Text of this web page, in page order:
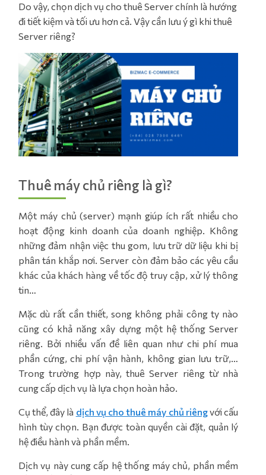
Do vậy, chọn dịch vụ cho thuê Server chính là hướng
đi tiết kiệm và tối ưu hơn cả. Vậy cần lưu ý gì khi thuê
Server riêng?
Thuê máy chủ riêng là gì?
Một máy chủ (server) mạnh giúp ích rất nhiều cho
hoạt động kinh doanh của doanh nghiệp. Không
những đảm nhận việc thu gom, lưu trữ dữ liệu khi bị
phân tán khắp nơi. Server còn đảm bảo các yêu cầu
khác của khách hàng về tốc độ truy cập, xử lý thông
tin…
Mặc dù rất cần thiết, song không phải công ty nào
cũng có khả năng xây dựng một hệ thống Server
riêng. Bởi nhiều vấn đề liên quan như chi phí mua
phần cứng, chi phí vận hành, không gian lưu trữ,…
Trong trường hợp này, thuê Server riêng từ nhà
cung cấp dịch vụ là lựa chọn hoàn hảo.
Cụ thể, đây là dịch vụ cho thuê máy chủ riêngvới cấu
hình tùy chọn. Bạn được toàn quyền cài đặt, quản lý
hệ điều hành và phần mềm.
Dịch vụ này cung cấp hệ thống máy chủ, phần mềm